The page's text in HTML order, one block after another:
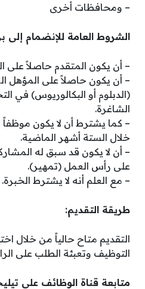
– ومحافظات أخرى
الشروط العامة للإنضمام إلى
– أن يكون المتقدم حاصلاً على
– أن يكون حاصلاً على المؤهل
(الدبلوم أو البكالوريوس) في
الشاغرة.
– كما يشترط أن لا يكون موظفاً
خلال الستة أشهر الماضية.
– أن لا يكون قد سبق له
على رأس العمل (تمهير).
– مع العلم أنه لا يشترط الخبرة.
طريقة التقديم:
التقديم متاح حالياً من خلال
التوظيف وتعبئة الطلب على
متابعة قناة الوظائف على